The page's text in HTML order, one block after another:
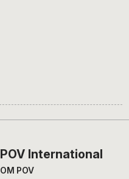
POV International
OM POV